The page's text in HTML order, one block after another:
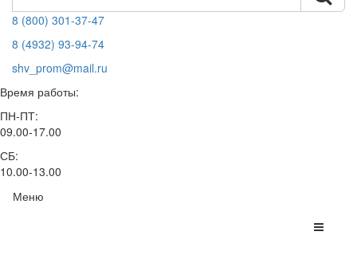
8 (800) 301-37-47
8 (4932) 93-94-74
shv_prom@mail.ru
Время работы:
ПН-ПТ:
09.00-17.00
СБ:
10.00-13.00
Меню